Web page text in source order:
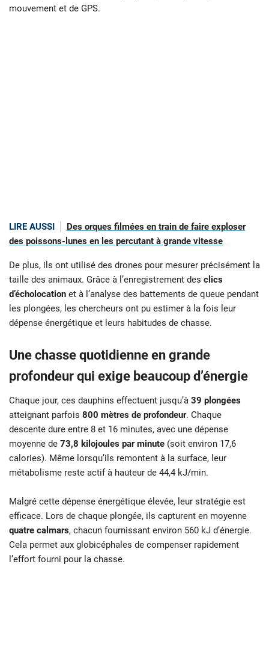
mouvement et de GPS.
LIRE AUSSI
Des orques filmées en train de faire exploser
des poissons-lunes en les percutant à grande vitesse
De plus, ils ont utilisé des drones pour mesurer précisément la
taille des animaux. Grâce à l’enregistrement des clics
d’écholocation et à l’analyse des battements de queue pendant
les plongées, les chercheurs ont pu estimer à la fois leur
dépense énergétique et leurs habitudes de chasse.
Une chasse quotidienne en grande
profondeur qui exige beaucoup d’énergie
Chaque jour, ces dauphins effectuent jusqu’à 39 plongées
atteignant parfois 800 mètres de profondeur. Chaque
descente dure entre 8 et 16 minutes, avec une dépense
moyenne de 73,8 kilojoules par minute (soit environ 17,6
calories). Même lorsqu’ils remontent à la surface, leur
métabolisme reste actif à hauteur de 44,4 kJ/min.
Malgré cette dépense énergétique élevée, leur stratégie est
efficace. Lors de chaque plongée, ils capturent en moyenne
quatre calmars, chacun fournissant environ 560 kJ d’énergie.
Cela permet aux globicéphales de compenser rapidement
l’effort fourni pour la chasse.